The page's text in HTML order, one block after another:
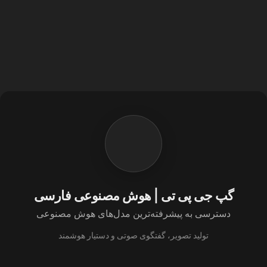
گپ جی پی تی | هوش مصنوعی فارسی
دسترسی به پیشرفته‌ترین مدل‌های هوش مصنوعی
تولید تصویر، گفتگوی صوتی و دستیار هوشمند